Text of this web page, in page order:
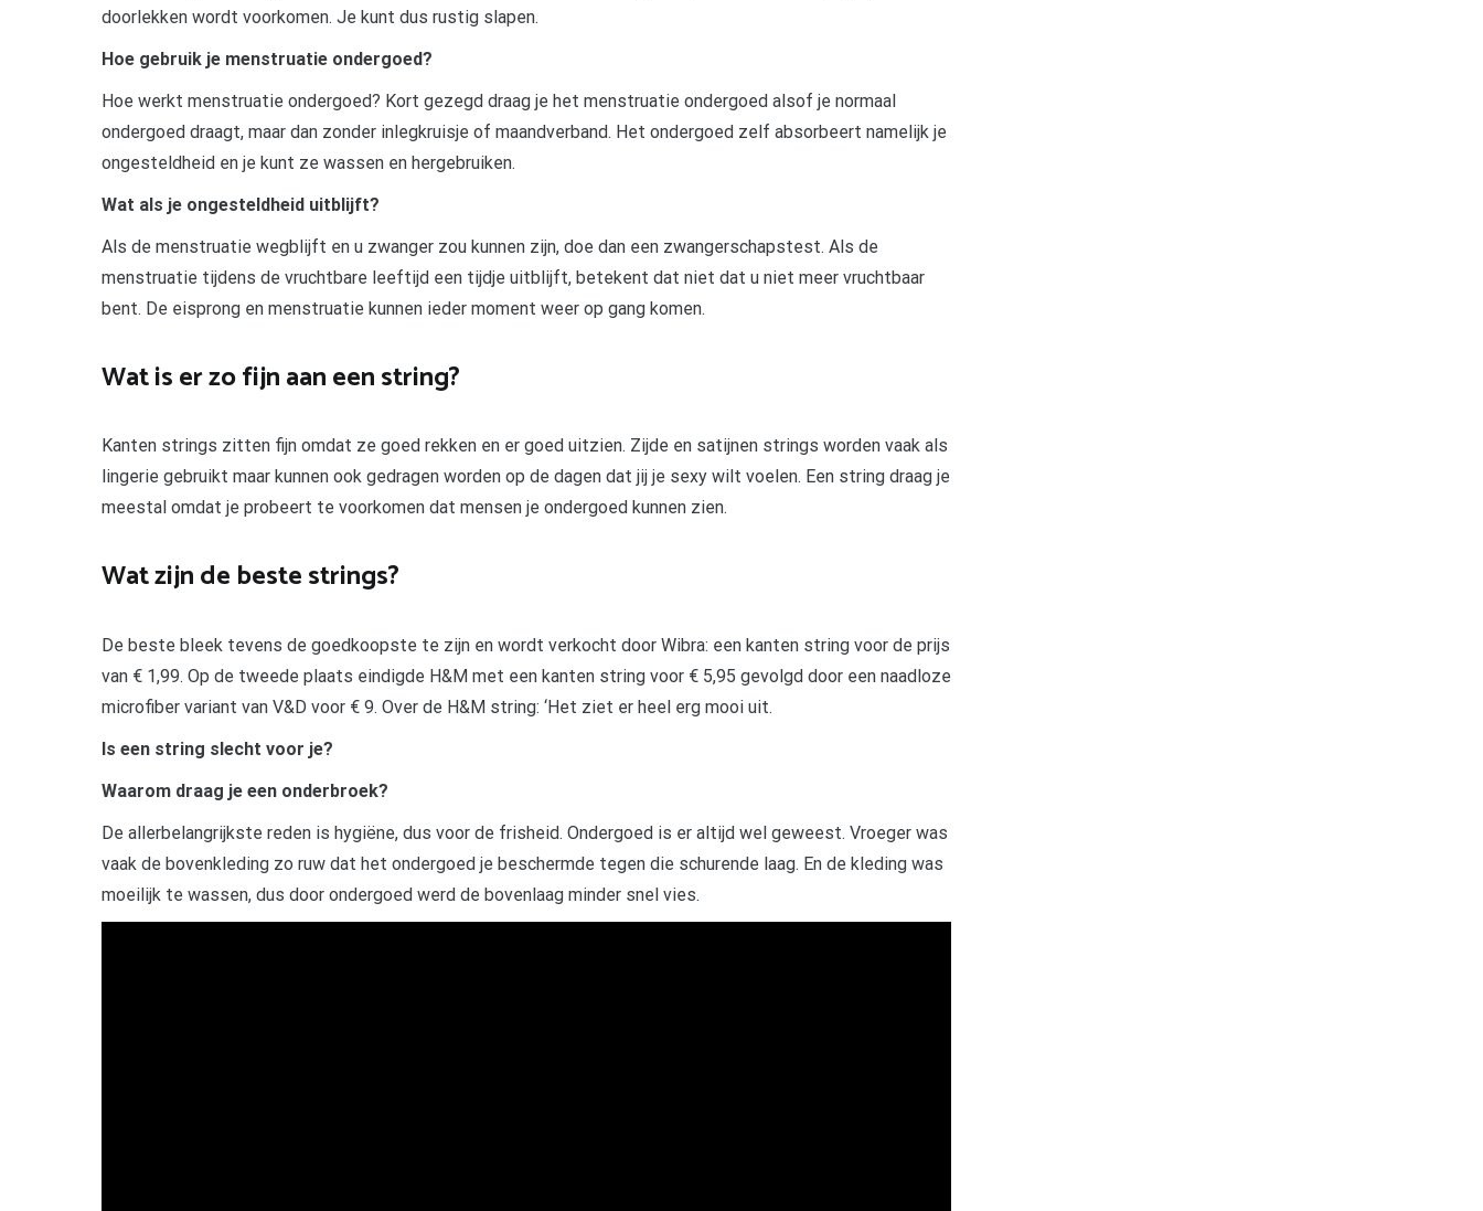
doorlekken wordt voorkomen. Je kunt dus rustig slapen.
Hoe gebruik je menstruatie ondergoed?
Hoe werkt menstruatie ondergoed? Kort gezegd draag je het menstruatie ondergoed alsof je normaal
ondergoed draagt, maar dan zonder inlegkruisje of maandverband. Het ondergoed zelf absorbeert namelijk je
ongesteldheid en je kunt ze wassen en hergebruiken.
Wat als je ongesteldheid uitblijft?
Als de menstruatie wegblijft en u zwanger zou kunnen zijn, doe dan een zwangerschapstest. Als de
menstruatie tijdens de vruchtbare leeftijd een tijdje uitblijft, betekent dat niet dat u niet meer vruchtbaar
bent. De eisprong en menstruatie kunnen ieder moment weer op gang komen.
Wat is er zo fijn aan een string?
Kanten strings zitten fijn omdat ze goed rekken en er goed uitzien. Zijde en satijnen strings worden vaak als
lingerie gebruikt maar kunnen ook gedragen worden op de dagen dat jij je sexy wilt voelen. Een string draag je
meestal omdat je probeert te voorkomen dat mensen je ondergoed kunnen zien.
Wat zijn de beste strings?
De beste bleek tevens de goedkoopste te zijn en wordt verkocht door Wibra: een kanten string voor de prijs
van € 1,99. Op de tweede plaats eindigde H&M met een kanten string voor € 5,95 gevolgd door een naadloze
microfiber variant van V&D voor € 9. Over de H&M string: ‘Het ziet er heel erg mooi uit.
Is een string slecht voor je?
Waarom draag je een onderbroek?
De allerbelangrijkste reden is hygiëne, dus voor de frisheid. Ondergoed is er altijd wel geweest. Vroeger was
vaak de bovenkleding zo ruw dat het ondergoed je beschermde tegen die schurende laag. En de kleding was
moeilijk te wassen, dus door ondergoed werd de bovenlaag minder snel vies.